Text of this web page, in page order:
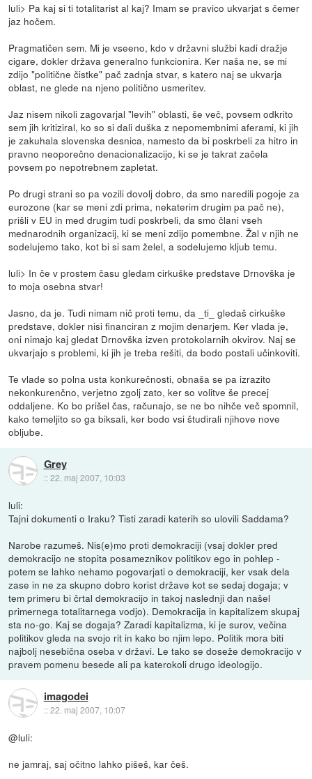
luli> Pa kaj si ti totalitarist al kaj? Imam se pravico ukvarjat s čemer
jaz hočem.
Pragmatičen sem. Mi je vseeno, kdo v državni službi kadi dražje
cigare, dokler država generalno funkcionira. Ker naša ne, se mi
zdijo "politične čistke" pač zadnja stvar, s katero naj se ukvarja
oblast, ne glede na njeno politično usmeritev.
Jaz nisem nikoli zagovarjal "levih" oblasti, še več, povsem odkrito
sem jih kritiziral, ko so si dali duška z nepomembnimi aferami, ki jih
je zakuhala slovenska desnica, namesto da bi poskrbeli za hitro in
pravno neoporečno denacionalizacijo, ki se je takrat začela
povsem po nepotrebnem zapletat.
Po drugi strani so pa vozili dovolj dobro, da smo naredili pogoje za
eurozone (kar se meni zdi prima, nekaterim drugim pa pač ne),
prišli v EU in med drugim tudi poskrbeli, da smo člani vseh
mednarodnih organizacij, ki se meni zdijo pomembne. Žal v njih ne
sodelujemo tako, kot bi si sam želel, a sodelujemo kljub temu.
luli> In če v prostem času gledam cirkuške predstave Drnovška je
to moja osebna stvar!
Jasno, da je. Tudi nimam nič proti temu, da _ti_ gledaš cirkuške
predstave, dokler nisi financiran z mojim denarjem. Ker vlada je,
oni nimajo kaj gledat Drnovška izven protokolarnih okvirov. Naj se
ukvarjajo s problemi, ki jih je treba rešiti, da bodo postali učinkoviti.
Te vlade so polna usta konkurečnosti, obnaša se pa izrazito
nekonkurenčno, verjetno zgolj zato, ker so volitve še precej
oddaljene. Ko bo prišel čas, računajo, se ne bo nihče več spomnil,
kako temeljito so ga biksali, ker bodo vsi študirali njihove nove
obljube.
Grey
::22. maj 2007, 10:03
luli:
Tajni dokumenti o Iraku? Tisti zaradi katerih so ulovili Saddama?
Narobe razumeš. Nis(e)mo proti demokraciji (vsaj dokler pred
demokracijo ne stopita posameznikov politikov ego in pohlep -
potem se lahko nehamo pogovarjati o demokraciji, ker vsak dela
zase in ne za skupno dobro korist države kot se sedaj dogaja; v
tem primeru bi črtal demokracijo in takoj naslednji dan našel
primernega totalitarnega vodjo). Demokracija in kapitalizem skupaj
sta no-go. Kaj se dogaja? Zaradi kapitalizma, ki je surov, večina
politikov gleda na svojo rit in kako bo njim lepo. Politik mora biti
najbolj nesebična oseba v državi. Le tako se doseže demokracijo v
pravem pomenu besede ali pa katerokoli drugo ideologijo.
imagodei
::22. maj 2007, 10:07
@luli:
ne jamraj, saj očitno lahko pišeš, kar češ.